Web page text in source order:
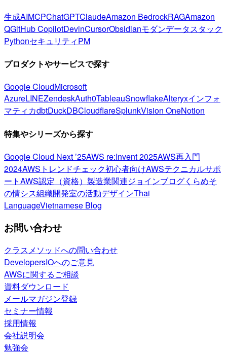
生成AIMCPChatGPTClaudeAmazon BedrockRAGAmazon
QGitHub CopilotDevinCursorObsidianモダンデータスタック
PythonセキュリティPM
プロダクトやサービスで探す
Google CloudMicrosoft
AzureLINEZendeskAuth0TableauSnowflakeAlteryxインフォ
マティカdbtDuckDBCloudflareSplunkVision OneNotion
特集やシリーズから探す
Google Cloud Next ’25AWS re:Invent 2025AWS再入門
2024AWSトレンドチェック初心者向けAWSテクニカルサポ
ートAWS認定（資格） 製造業関連ジョインブログくらめそ
の情シス組織開発室の活動デザインThai
LanguageVietnamese Blog
お問い合わせ
クラスメソッドへの問い合わせ
DevelopersIOへのご意見
AWSに関するご相談
資料ダウンロード
メールマガジン登録
セミナー情報
採用情報
会社説明会
勉強会